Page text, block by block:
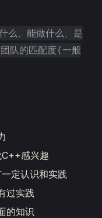
么、能做什么、是
队的匹配度(一般
感兴趣
定认识和实践
过实践
的知识